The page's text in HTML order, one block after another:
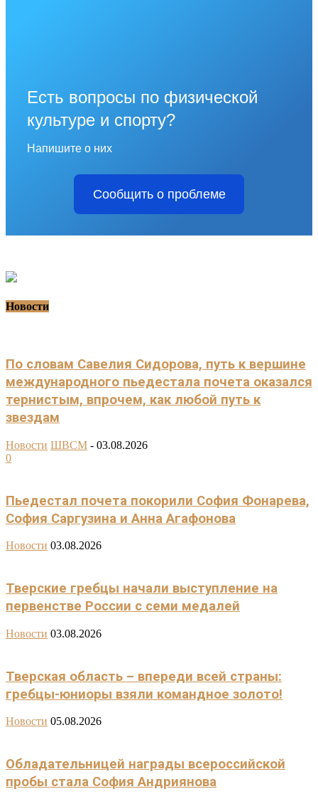
Есть вопросы по физической
культуре и спорту?
Напишите о них
Сообщить о проблеме
Новости
По словам Савелия Сидорова, путь к вершине
международного пьедестала почета оказался
тернистым, впрочем, как любой путь к
звездам
Новости ШВСМ - 03.08.2026
0
Пьедестал почета покорили София Фонарева,
София Саргузина и Анна Агафонова
Новости 03.08.2026
Тверские гребцы начали выступление на
первенстве России с семи медалей
Новости 03.08.2026
Тверская область – впереди всей страны:
гребцы-юниоры взяли командное золото!
Новости 05.08.2026
Обладательницей награды всероссийской
пробы стала София Андриянова